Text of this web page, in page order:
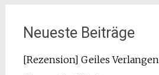
Neueste Beiträge
[Rezension] Geiles Verlangen